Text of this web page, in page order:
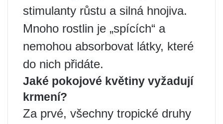
stimulanty růstu a silná hnojiva.
Mnoho rostlin je „spících“ a
nemohou absorbovat látky, které
do nich přidáte.
Jaké pokojové květiny vyžadují
krmení?
Za prvé, všechny tropické druhy